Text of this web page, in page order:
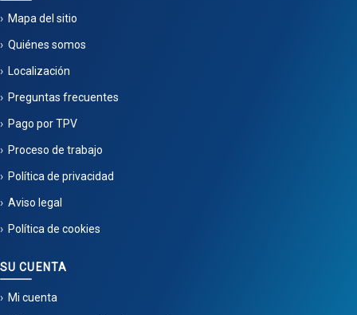
Mapa del sitio
Quiénes somos
Localización
Preguntas frecuentes
Pago por TPV
Proceso de trabajo
Política de privacidad
Aviso legal
Política de cookies
SU CUENTA
Mi cuenta